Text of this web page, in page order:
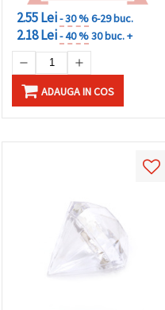
2.55 Lei- 30 %6-29 buc.
2.18 Lei- 40 %30 buc. +
ADAUGA IN COS